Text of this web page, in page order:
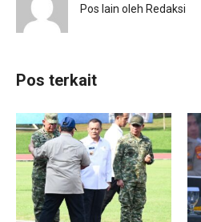
Pos lain oleh Redaksi
Pos terkait